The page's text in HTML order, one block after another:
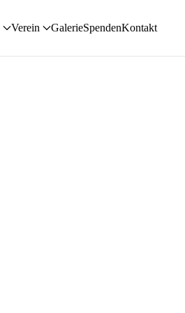
Verein GalerieSpendenKontakt